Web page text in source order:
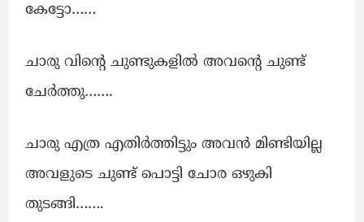
കേട്ടോ……
ചാരു വിന്റെ ചുണ്ടുകളിൽ അവന്റെ ചുണ്ട്
ചേർത്തു…….
ചാരു എത്ര എതിർത്തിട്ടും അവൻ മിണ്ടിയില്ല
അവളുടെ ചുണ്ട് പൊട്ടി ചോര ഒഴുകി
തുടങ്ങി…….